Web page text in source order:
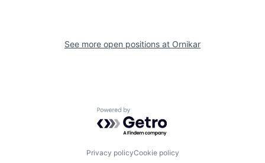
See more open positions at Ornikar
Powered by Getro.com
Privacy policyCookie policy